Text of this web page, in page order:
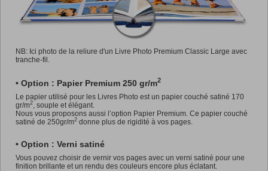
NB: Ici photo de la reliure d'un Livre Photo Premium Classic Large avec
tranche-fil.
• Option : Papier Premium 250 gr/m2
Le papier utilisé pour les Livres Photo est un papier couché satiné 170
gr/m2 , souple et élégant.
Nous vous proposons aussi l’option Papier Premium. Ce papier couché
satiné de 250gr/m2 donne plus de rigidité à vos pages.
• Option : Verni satiné
Vous pouvez choisir de vernir vos pages avec un verni satiné pour une
finition brillante et un rendu des couleurs encore plus éclatant.